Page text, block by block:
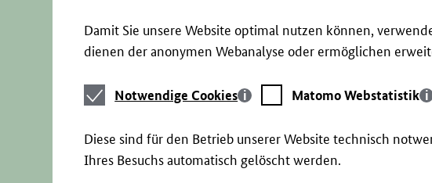
Damit Sie unsere Website optimal nutzen können,
dienen der anonymen Webanalyse oder ermöglichen
Notwendige
Cookies
Notwendige Cookies
Matomo
Webstatistik
Matomo Webstatistik
Diese sind für den Betrieb unserer Website technisch
Ihres Besuchs automatisch gelöscht werden.